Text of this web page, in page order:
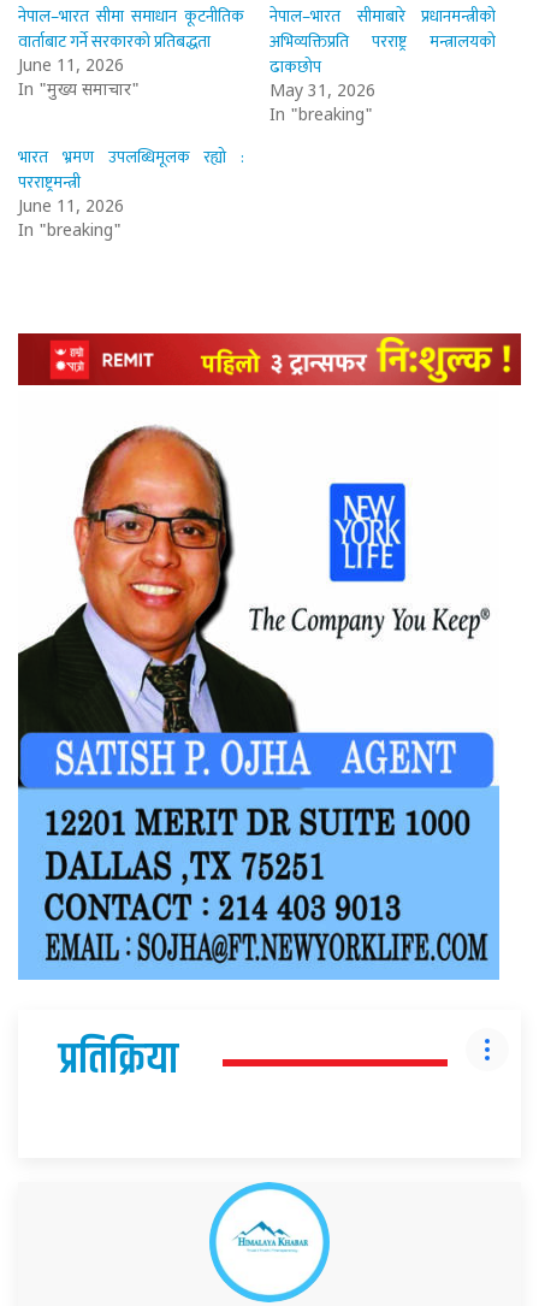
नेपाल–भारत सीमा समाधान कूटनीतिक
वार्ताबाट गर्ने सरकारको प्रतिबद्धता
June 11, 2026
In "मुख्य समाचार"
नेपाल–भारत सीमाबारे प्रधानमन्त्रीको
अभिव्यक्तिप्रति परराष्ट्र मन्त्रालयको
ढाकछोप
May 31, 2026
In "breaking"
भारत भ्रमण उपलब्धिमूलक रह्यो :
परराष्ट्रमन्त्री
June 11, 2026
In "breaking"
प्रतिक्रिया